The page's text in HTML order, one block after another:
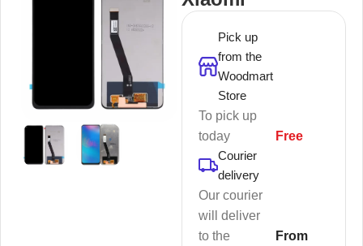
Pick up
from the
Woodmart
Store
To pick up
today
Free
Courier
delivery
Our courier
will deliver
to the
From